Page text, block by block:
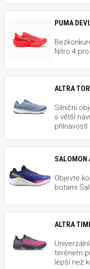
PUMA
Nitro 4
ALTRA
Silniční
s větší
přilnavostí.
SALOMON
Objevte
botami
ALTRA
terénem
lepší než